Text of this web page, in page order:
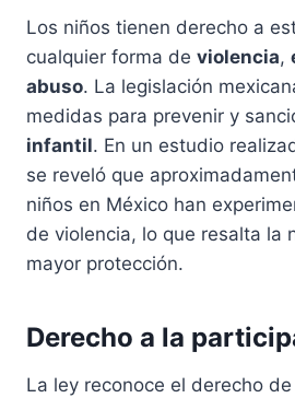
Los niños tienen derecho a
cualquier forma de violencia,
abuso. La legislación
medidas para prevenir y
infantil. En un estudio
se reveló que
niños en México han
de violencia, lo que resalta la
mayor protección.
Derecho a la
La ley reconoce el derecho